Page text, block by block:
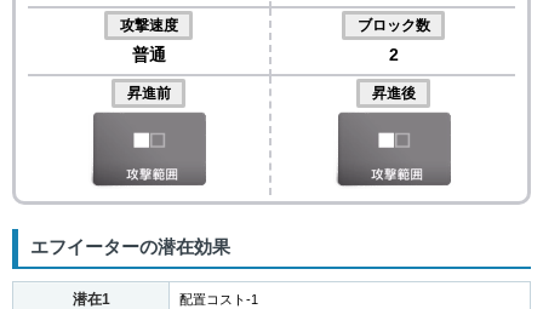
攻撃速度
普通
ブロック数
2
昇進前 昇進後
エフイーターの潜在効果
潜在1 配置コスト-1